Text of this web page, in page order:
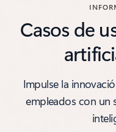
Casos de
Impulse la
empleados con un